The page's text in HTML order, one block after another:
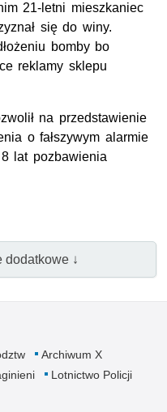
21-letni mieszkaniec
się do winy.
bomby bo
reklamy sklepu
na przedstawienie
o fałszywym alarmie
lat pozbawienia
dodatkowe ↓
Archiwum X
Lotnictwo Policji